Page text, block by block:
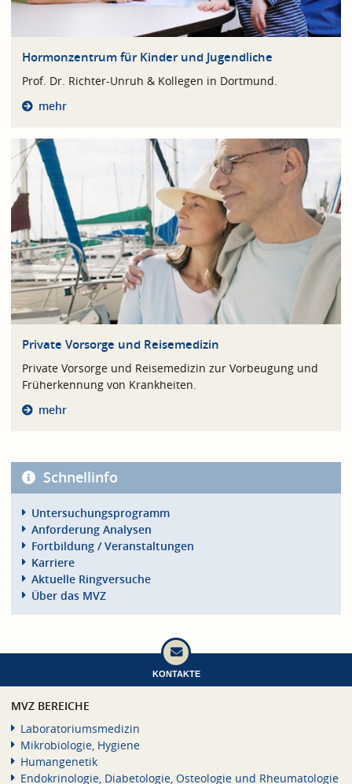
Hormonzentrum für Kinder und Jugendliche
Prof. Dr. Richter-Unruh & Kollegen in Dortmund.
mehr
Private Vorsorge und Reisemedizin
Private Vorsorge und Reisemedizin zur Vorbeugung und
Früherkennung von Krankheiten.
mehr
Schnellinfo
Untersuchungsprogramm
Anforderung Analysen
Fortbildung / Veranstaltungen
Karriere
Aktuelle Ringversuche
Über das MVZ
KONTAKTE
MVZ BEREICHE
Laboratoriumsmedizin
Mikrobiologie, Hygiene
Humangenetik
Endokrinologie, Diabetologie, Osteologie und Rheumatologie